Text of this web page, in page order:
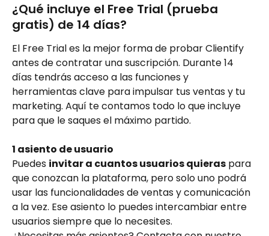
¿Qué incluye el Free Trial (prueba
gratis) de 14 días?
El Free Trial es la mejor forma de probar Clientify
antes de contratar una suscripción. Durante 14
días tendrás acceso a las funciones y
herramientas clave para impulsar tus ventas y tu
marketing. Aquí te contamos todo lo que incluye
para que le saques el máximo partido.
1 asiento de usuario
Puedes invitar a cuantos usuarios quieras para
que conozcan la plataforma, pero solo uno podrá
usar las funcionalidades de ventas y comunicación
a la vez. Ese asiento lo puedes intercambiar entre
usuarios siempre que lo necesites.